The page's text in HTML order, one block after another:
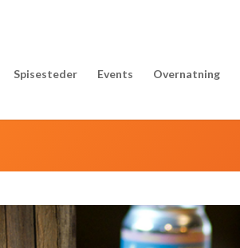
Spisesteder Events Overnatning